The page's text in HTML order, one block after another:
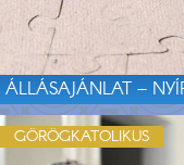
ÁLLÁSAJÁNLAT –
GÖRÖGKATOLIKUS